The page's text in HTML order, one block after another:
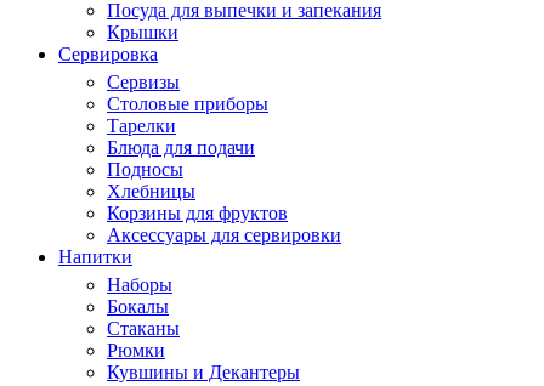
Посуда для выпечки и запекания
Крышки
Сервировка
Сервизы
Столовые приборы
Тарелки
Блюда для подачи
Подносы
Хлебницы
Корзины для фруктов
Аксессуары для сервировки
Напитки
Наборы
Бокалы
Стаканы
Рюмки
Кувшины и Декантеры